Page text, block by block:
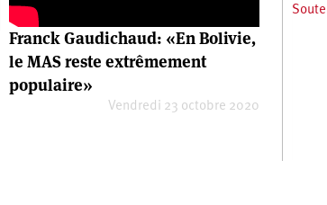
Franck Gaudichaud: «En Bolivie,
le MAS reste extrêmement
populaire»
Vendredi 23 octobre 2020